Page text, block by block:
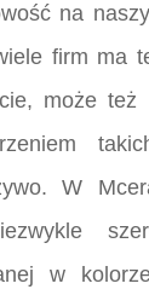
na
firm ma
może też
W
w